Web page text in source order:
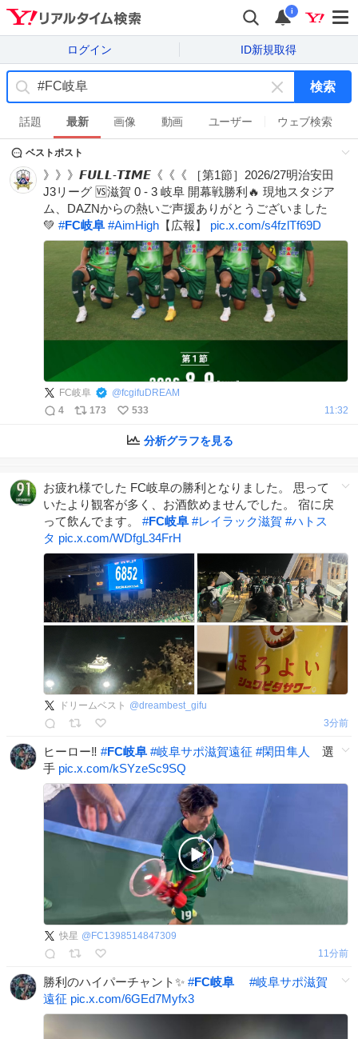
i
ログイン ID新規取得
キ
ー
ワ
ド
を
消
す
検索
話題 最新 画像 動画 ユーザー ウェブ検索
ベストポスト
》》》𝙁𝙐𝙇𝙇-𝙏𝙄𝙈𝙀《《《 ［第1節］2026/27明治安田
J3リーグ 🆚滋賀 0 - 3 岐阜 開幕戦勝利🔥 現地スタジア
ム、DAZNからの熱いご声援ありがとうございました
💚 #FC岐阜 #AimHigh 【広報】 pic.x.com/s4fzlTf69D
FC岐阜 @fcgifuDREAM
4
173 533 11:32
分析グラフを見る
お疲れ様でした FC岐阜の勝利となりました。 思って
いたより観客が多く、お酒飲めませんでした。 宿に戻
って飲んでます。 #FC岐阜 #レイラック滋賀 #ハトス
タ pic.x.com/WDfgL34FrH
ドリームベスト @dreambest_gifu
3分前
ヒーロー‼️ #FC岐阜 #岐阜サポ滋賀遠征 #閑田隼人
選
手 pic.x.com/kSYzeSc9SQ
快星 @ FC1398514847309
11分前
勝利のハイパーチャント✨ #FC岐阜 #岐阜サポ滋賀
遠征 pic.x.com/6GEd7Myfx3